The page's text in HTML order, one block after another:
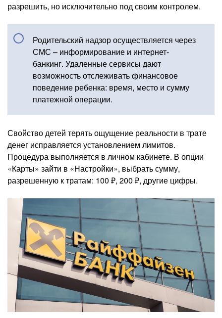
разрешить, но исключительно под своим контролем.
Родительский надзор осуществляется через
СМС – информирование и интернет-
банкинг. Удаленные сервисы дают
возможность отслеживать финансовое
поведение ребенка: время, место и сумму
платежной операции.
Свойство детей терять ощущение реальности в трате
денег исправляется установлением лимитов.
Процедура выполняется в личном кабинете. В опции
«Карты» зайти в «Настройки», выбрать сумму,
разрешенную к тратам: 100 ₽, 200 ₽, другие цифры.